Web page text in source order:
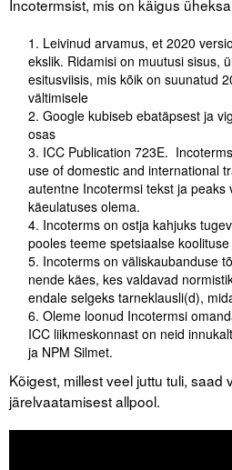
Incotermsist, mis on käigus
Leivinud arvamus, et 2020
ekslik. Ridamisi on muutusi sisus,
esitusviisis, mis kõik on suunatud
vältimisele
Google kubiseb ebatäpsest ja
osas
ICC Publication 723E. Incoterms
use of domestic and international
autentne Incotermsi tekst ja peaks
käeulatuses olema.
Incoterms on ostja kahjuks
pooles teeme spetsiaalse
Incoterms on väliskaubanduse
nende käes, kes valdavad
endale selgeks tarneklausli(d),
Oleme loonud Incotermsi
ICC liikmeskonnast on neid
ja NPM Silmet.
Kõigest, millest veel juttu tuli, saad
järelvaatamisest allpool.